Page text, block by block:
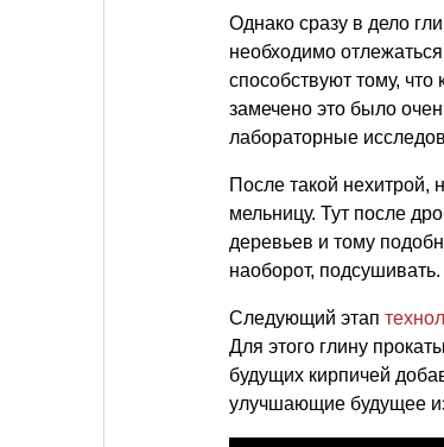
Однако сразу в дело
необходимо
способствуют тому,
замечено это было
лабораторные
После такой нехитрой,
мельницу. Тут после
деревьев и тому
наоборот, подсушивать.
Следующий этап
Для этого глину
будущих кирпичей
улучшающие будущее